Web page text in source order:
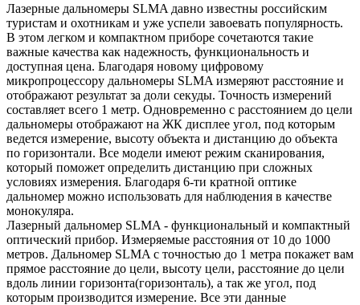
Лазерные дальномеры SLMA давно известны российским
туристам и охотникам и уже успели завоевать популярность.
В этом легком и компактном приборе сочетаются такие
важные качества как надежность, функциональность и
доступная цена. Благодаря новому цифровому
микропроцессору дальномеры SLMA измеряют расстояние и
отображают результат за доли секуды. Точность измерений
составляет всего 1 метр. Одновременно с расстоянием до цели
дальномеры отображают на ЖК дисплее угол, под которым
ведется измерение, высоту объекта и дистанцию до объекта
по горизонтали. Все модели имеют режим сканирования,
который поможет определить дистанцию при сложных
условиях измерения. Благодаря 6-ти кратной оптике
дальномер можно использовать для наблюдения в качестве
монокуляра.
Лазерный дальномер SLMA - функциональный и компактный
оптический прибор. Измеряемые расстояния от 10 до 1000
метров. Дальномер SLMA с точностью до 1 метра покажет вам
прямое расстояние до цели, высоту цели, расстояние до цели
вдоль линии горизонта(горизонталь), а так же угол, под
которым производится измерение. Все эти данные